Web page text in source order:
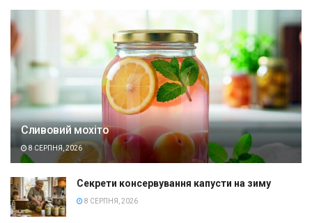
Сливовий мохіто
8 СЕРПНЯ, 2026
Секрети консервування капусти на зиму
8 СЕРПНЯ, 2026